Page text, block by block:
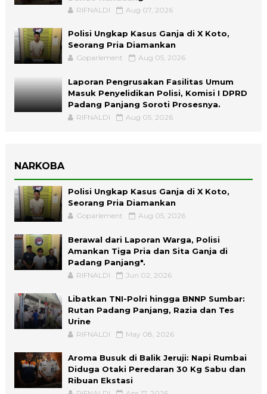
RIFNALDI Aug 07, 2026
Polisi Ungkap Kasus Ganja di X Koto,
Seorang Pria Diamankan
Goparlement Aug 05, 2026
Laporan Pengrusakan Fasilitas Umum
Masuk Penyelidikan Polisi, Komisi I DPRD
Padang Panjang Soroti Prosesnya.
RIFNALDI Aug 05, 2026
NARKOBA
Polisi Ungkap Kasus Ganja di X Koto,
Seorang Pria Diamankan
Goparlement Aug 05, 2026
Berawal dari Laporan Warga, Polisi
Amankan Tiga Pria dan Sita Ganja di
Padang Panjang".
RIFNALDI Jun 02, 2026
Libatkan TNI-Polri hingga BNNP Sumbar:
Rutan Padang Panjang, Razia dan Tes
Urine
RIFNALDI May 08, 2026
Aroma Busuk di Balik Jeruji: Napi Rumbai
Diduga Otaki Peredaran 30 Kg Sabu dan
Ribuan Ekstasi